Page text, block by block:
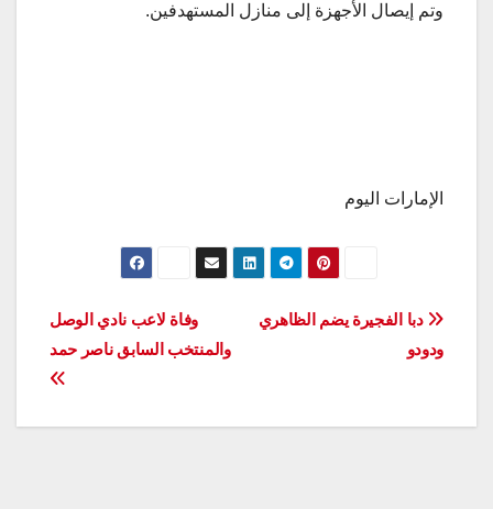
وتم إيصال الأجهزة إلى منازل المستهدفين.
الإمارات اليوم
تصفّح
المقالات
وفاة لاعب نادي الوصل
والمنتخب السابق ناصر حمد
دبا الفجيرة يضم الظاهري
ودودو